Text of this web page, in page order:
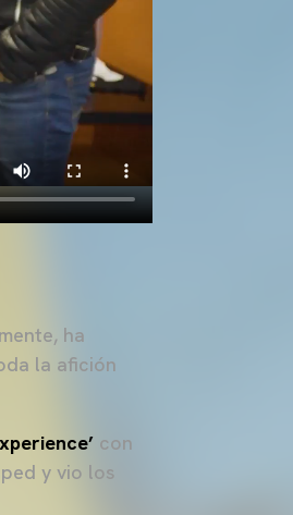
ha
la afición
con
y vio los